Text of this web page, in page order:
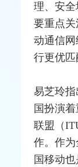
理、安
要重点
动通信
行更优匹
易芝玲
国扮演
联盟（
作。作
国移动